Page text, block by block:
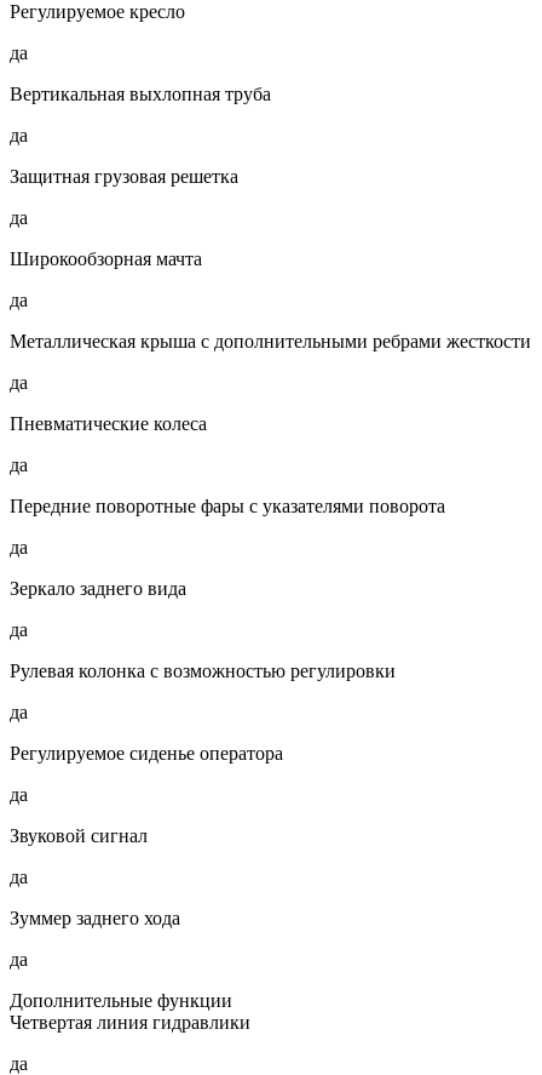
Регулируемое кресло
да
Вертикальная выхлопная труба
да
Защитная грузовая решетка
да
Широкообзорная мачта
да
Металлическая крыша с дополнительными ребрами жесткости
да
Пневматические колеса
да
Передние поворотные фары с указателями поворота
да
Зеркало заднего вида
да
Рулевая колонка с возможностью регулировки
да
Регулируемое сиденье оператора
да
Звуковой сигнал
да
Зуммер заднего хода
да
Дополнительные функции
Четвертая линия гидравлики
да